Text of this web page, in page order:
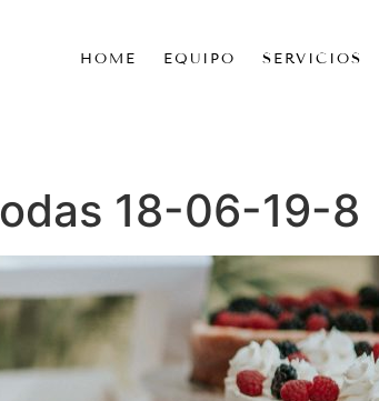
HOME EQUIPO SERVICIOS
18-06-19-8